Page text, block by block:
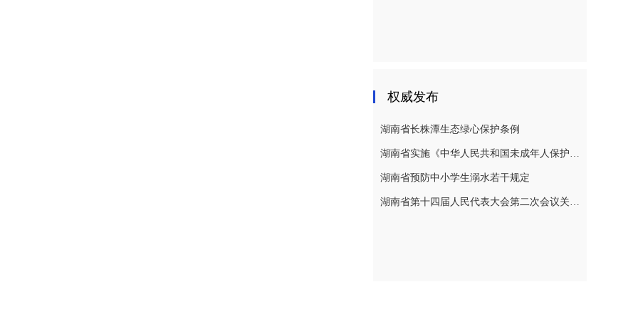
权威发布
湖南省长株潭生态绿心保护条例
湖南省实施《中华人民共和国未成年人保护法》若干规定
湖南省预防中小学生溺水若干规定
湖南省第十四届人民代表大会第二次会议关于湖南省人民代表大会常务委员会工作报告的决议